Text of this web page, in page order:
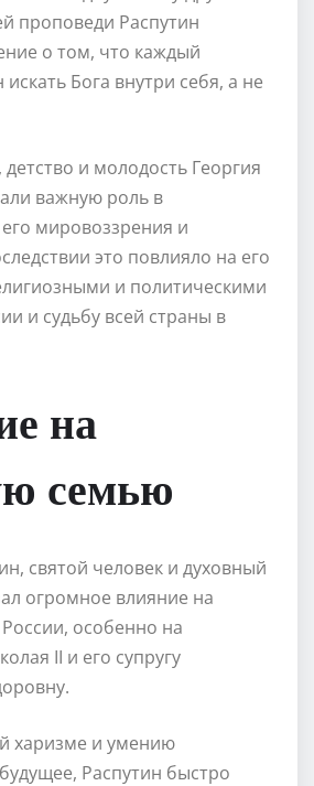
проповеди Распутин
о том, что каждый
Бога внутри себя, а не
и молодость Георгия
важную роль в
мировоззрения и
это повлияло на его
и политическими
и судьбу всей страны в
на
семью
святой человек и духовный
огромное влияние на
особенно на
II и его супругу
харизме и умению
Распутин быстро